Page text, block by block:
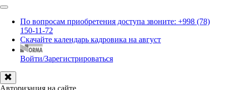
По вопросам приобретения доступа звоните: +998 (78)
150-11-72
Скачайте календарь кадровика на август
Войти/Зарегистрироваться
Авторизация на сайте